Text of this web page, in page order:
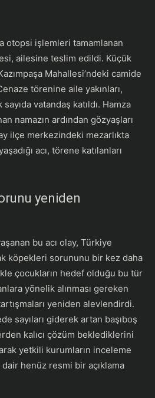
otopsi işlemleri tamamlanan
ailesine teslim edildi. Küçük
Mahallesi’ndeki camide
törenine aile yakınları,
vatandaş katıldı. Hamza
namazın ardından gözyaşları
ilçe merkezindeki mezarlıkta
acı, törene katılanları
yeniden
bu acı olay, Türkiye
köpekleri sorununu bir kez daha
çocukların hedef olduğu bu tür
yönelik alınması gereken
yeniden alevlendirdi.
sayıları giderek artan başıboş
kalıcı çözüm beklediklerini
yetkili kurumların inceleme
dair henüz resmi bir açıklama